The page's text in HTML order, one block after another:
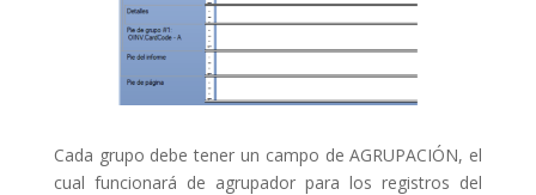
Cada grupo debe tener un campo de AGRUPACIÓN, el
cual funcionará de agrupador para los registros del